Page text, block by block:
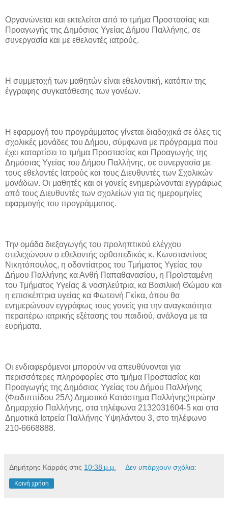
Οργανώνεται και εκτελείται από το τμήμα Προστασίας και
Προαγωγής της Δημόσιας Υγείας Δήμου Παλλήνης, σε
συνεργασία και με εθελοντές ιατρούς.
Η συμμετοχή των μαθητών είναι εθελοντική, κατόπιν της
έγγραφης συγκατάθεσης των γονέων.
Η εφαρμογή του προγράμματος γίνεται διαδοχικά σε όλες τις
σχολικές μονάδες του Δήμου, σύμφωνα με πρόγραμμα που
έχει καταρτίσει το τμήμα Προστασίας και Προαγωγής της
Δημόσιας Υγείας του Δήμου Παλλήνης, σε συνεργασία με
τους εθελοντές Ιατρούς και τους Διευθυντές των Σχολικών
μονάδων. Οι μαθητές και οι γονείς ενημερώνονται εγγράφως
από τους Διευθυντές των σχολείων για τις ημερομηνίες
εφαρμογής του προγράμματος.
Την ομάδα διεξαγωγής του προληπτικού ελέγχου
στελεχώνουν ο εθελοντής ορθοπεδικός κ. Κωνσταντίνος
Νικητόπουλος, η οδοντίατρος του Τμήματος Υγείας του
Δήμου Παλλήνης κα Ανθή Παπαθανασίου, η Προϊσταμένη
του Τμήματος Υγείας & νοσηλεύτρια, κα Βασιλική Θώμου και
η επισκέπτρια υγείας κα Φωτεινή Γκίκα, όπου θα
ενημερώνουν εγγράφως τους γονείς για την αναγκαιότητα
περαιτέρω ιατρικής εξέτασης του παιδιού, ανάλογα με τα
ευρήματα.
Οι ενδιαφερόμενοι μπορούν να απευθύνονται για
περισσότερες πληροφορίες στο τμήμα Προστασίας και
Προαγωγής της Δημόσιας Υγείας του Δήμου Παλλήνης
(Φειδιππίδου 25Α) Δημοτικό Κατάστημα Παλλήνης)πρώην
Δημαρχείο Παλλήνης, στα τηλέφωνα 2132031604-5 και στα
Δημοτικά Ιατρεία Παλλήνης Υψηλάντου 3, στο τηλέφωνο
210-6668888.
Δημήτρης Καρράς στις 10:38 μ.μ. Δεν υπάρχουν σχόλια:
Κοινή χρήση